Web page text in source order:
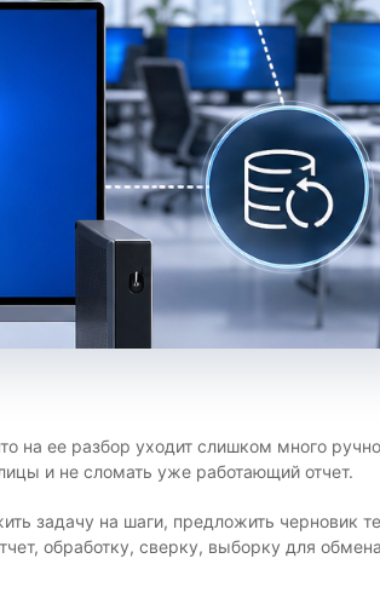
на ее разбор уходит слишком много
и не сломать уже работающий отчет.
задачу на шаги, предложить черновик
обработку, сверку, выборку для